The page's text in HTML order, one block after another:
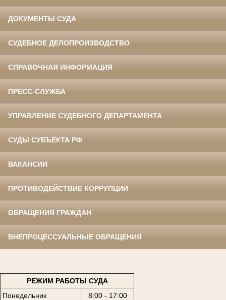
ДОКУМЕНТЫ СУДА
СУДЕБНОЕ ДЕЛОПРОИЗВОДСТВО
СПРАВОЧНАЯ ИНФОРМАЦИЯ
ПРЕСС-СЛУЖБА
УПРАВЛЕНИЕ СУДЕБНОГО ДЕПАРТАМЕНТА
СУДЫ СУБЪЕКТА РФ
ВАКАНСИИ
ПРОТИВОДЕЙСТВИЕ КОРРУПЦИИ
ОБРАЩЕНИЯ ГРАЖДАН
ВНЕПРОЦЕССУАЛЬНЫЕ ОБРАЩЕНИЯ
РЕЖИМ РАБОТЫ СУДА
Понедельник
8:00 - 17:00